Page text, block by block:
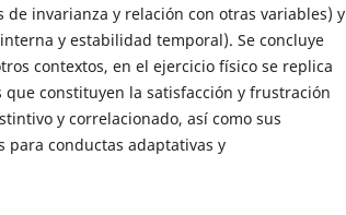
invarianza y relación con otras variables) y
y estabilidad temporal). Se concluye
contextos, en el ejercicio físico se replica
constituyen la satisfacción y frustración
y correlacionado, así como sus
para conductas adaptativas y